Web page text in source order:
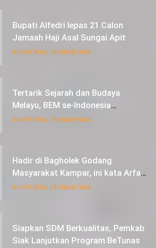
Bupati Alfedri lepas 21 Calon
Jamaah Haji Asal Sungai Apit
INFOTORIAL PEMKAB SIAK
Tertarik Sejarah dan Budaya
Melayu, BEM se-Indonesia
Berkunjung ke Kabupaten Siak
INFOTORIAL PEMKAB SIAK
Hadir di Bagholek Godang
Masyarakat Kampar, ini kata Arfan
Usman
INFOTORIAL PEMKAB SIAK
Siapkan SDM Berkualitas, Pemkab
Siak Lanjutkan Program BeTunas